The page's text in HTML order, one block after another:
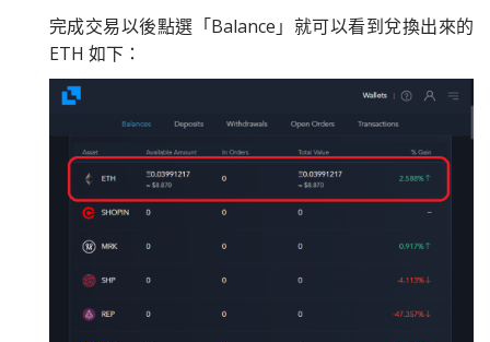
完成交易以後點選「Balance」就可以看到兌換出來的
ETH 如下：